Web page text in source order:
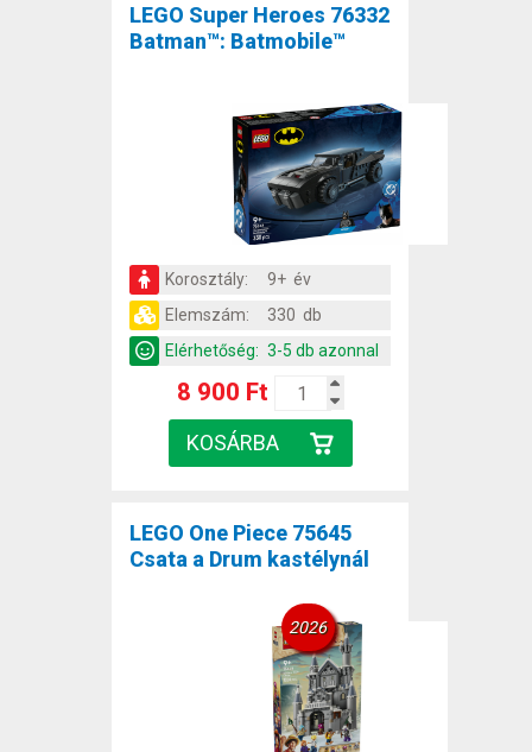
LEGO Super Heroes 76332
Batman™: Batmobile™
Korosztály:
9+ év
Elemszám:
330 db
Elérhetőség: 3-5 db azonnal
8 900 Ft
LEGO One Piece 75645
Csata a Drum kastélynál
2026